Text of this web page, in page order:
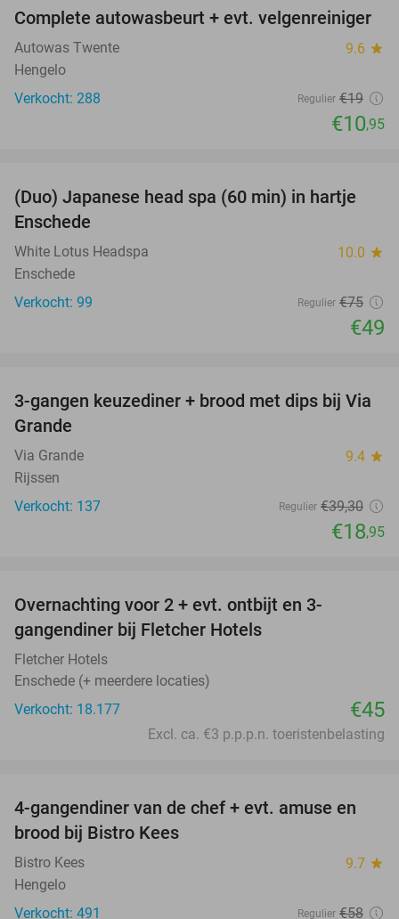
42%
Complete autowasbeurt + evt. velgenreiniger
Autowas Twente 9.6 star
Hengelo
Verkocht: 288
Regulier €19
€10,95
35%
(Duo) Japanese head spa (60 min) in hartje
Enschede
White Lotus Headspa 10.0 star
Enschede
Verkocht: 99
Regulier €75
€49
52%
3-gangen keuzediner + brood met dips bij Via
Grande
Via Grande 9.4 star
Rijssen
Verkocht: 137
Regulier €39,30
€18,95
Overnachting voor 2 + evt. ontbijt en 3-
gangendiner bij Fletcher Hotels
Fletcher Hotels
Enschede (+ meerdere locaties)
Verkocht: 18.177
€45
Excl. ca. €3 p.p.p.n. toeristenbelasting
40%
4-gangendiner van de chef + evt. amuse en
brood bij Bistro Kees
Bistro Kees 9.7 star
Hengelo
Verkocht: 491
Regulier €58